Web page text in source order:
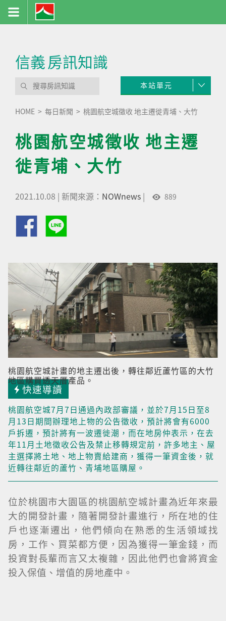
信義房訊知識
本站單元
HOME 每日新聞 桃園航空城徵收 地主遷徙青埔、大竹
桃園航空城徵收 地主遷
徙青埔、大竹
2021.10.08 | 新聞來源： NOWnews | 889
桃園航空城計畫的地主遷出後，轉往鄰近蘆竹區的大竹
地區購買透天厝產品。
快速導讀
桃園航空城7月7日通過內政部審議，並於7月15日至8
月13日期間辦理地上物的公告徵收，預計將會有6000
戶拆遷，預計將有一波遷徙潮，而在地房仲表示，在去
年11月土地徵收公告及禁止移轉規定前，許多地主、屋
主選擇將土地、地上物賣給建商，獲得一筆資金後，就
近轉往鄰近的蘆竹、青埔地區購屋。
位於桃園市大園區的桃園航空城計畫為近年來最
大的開發計畫，隨著開發計畫進行，所在地的住
戶也逐漸遷出，他們傾向在熟悉的生活領域找
房，工作、買菜都方便，因為獲得一筆金錢，而
投資對長輩而言又太複雜，因此他們也會將資金
投入保值、增值的房地產中。